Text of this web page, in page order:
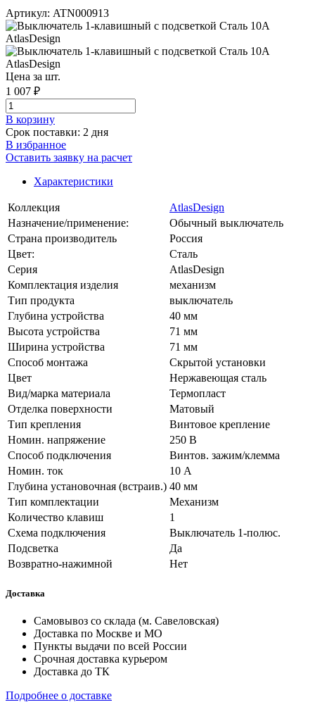
Артикул: ATN000913
Цена за шт.
1 007 ₽
В корзинy
Срок поставки: 2 дня
В избранное
Оставить заявку на расчет
Характеристики
Коллекция
AtlasDesign
Назначение/применение:
Обычный выключатель
Страна производитель
Россия
Цвет:
Сталь
Серия
AtlasDesign
Комплектация изделия
механизм
Тип продукта
выключатель
Глубина устройства
40 мм
Высота устройства
71 мм
Ширина устройства
71 мм
Способ монтажа
Скрытой установки
Цвет
Нержавеющая сталь
Вид/марка материала
Термопласт
Отделка поверхности
Матовый
Тип крепления
Винтовое крепление
Номин. напряжение
250 В
Способ подключения
Винтов. зажим/клемма
Номин. ток
10 А
Глубина установочная (встраив.) 40 мм
Тип комплектации
Механизм
Количество клавиш
1
Схема подключения
Выключатель 1-полюс.
Подсветка
Да
Возвратно-нажимной
Нет
Доставка
Самовывоз со склада (м. Савеловская)
Доставка по Москве и МО
Пункты выдачи по всей России
Срочная доставка курьером
Доставка до ТК
Подробнее о доставке